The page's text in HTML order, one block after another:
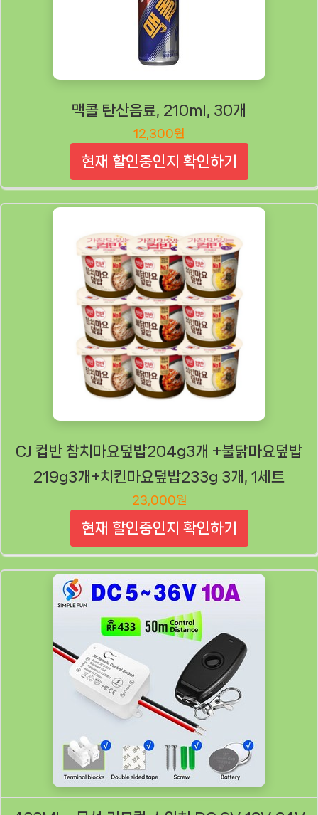
맥콜 탄산음료, 210ml, 30개
12,300원
현재 할인중인지 확인하기
CJ 컵반 참치마요덮밥204g3개 +불닭마요덮밥
219g3개+치킨마요덮밥233g 3개, 1세트
23,000원
현재 할인중인지 확인하기